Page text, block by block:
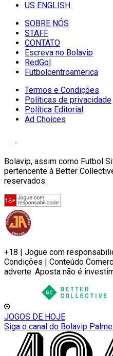
US ENGLISH
SOBRE NÓS
STAFF
CONTATO
Escreva no Bolavip
RedGol
Futbolcentroamerica
Termos e Condições
Políticas de privacidade
Política Editorial
Ad Choices
Bolavip, assim como Futbol
pertencente à Better
reservados.
+18 | Jogue com
Condições | Conteúdo
adverte: Aposta não é
JOGOS DE HOJE
Siga o canal do Bolavip